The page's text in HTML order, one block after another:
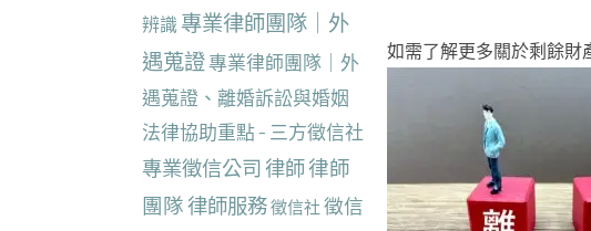
辨識 專業律師團隊｜外
遇蒐證專業律師團隊｜外
遇蒐證、離婚訴訟與婚姻
法律協助重點 - 三方徵信社
專業徵信公司律師律師
團隊律師服務徵信社 徵信
如需了解更多關於剩餘財